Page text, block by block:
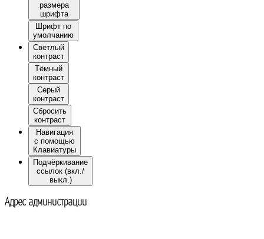
размера
шрифта
Шрифт по
умолчанию
Светлый
контраст
Тёмный
контраст
Серый
контраст
Сбросить
контраст
Навигация
с помощью
Клавиатуры
Подчёркивание
ссылок (вкл./
выкл.)
Адрес администрации